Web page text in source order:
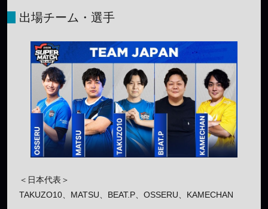
出場チーム・選手
＜日本代表＞
TAKUZO10、MATSU、BEAT.P、OSSERU、KAMECHAN